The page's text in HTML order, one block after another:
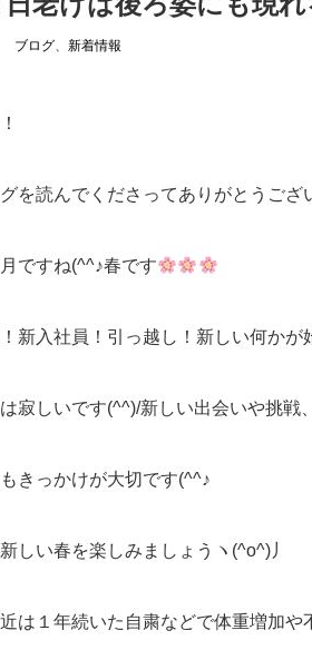
ブログ、 新着情報
を読んでくださってありがとうござ
ですね(^^♪春です
新入社員！引っ越し！新しい何かが
寂しいです(^^)/新しい出会いや挑戦
きっかけが大切です(^^♪
しい春を楽しみましょうヽ(^o^)丿
は１年続いた自粛などで体重増加や